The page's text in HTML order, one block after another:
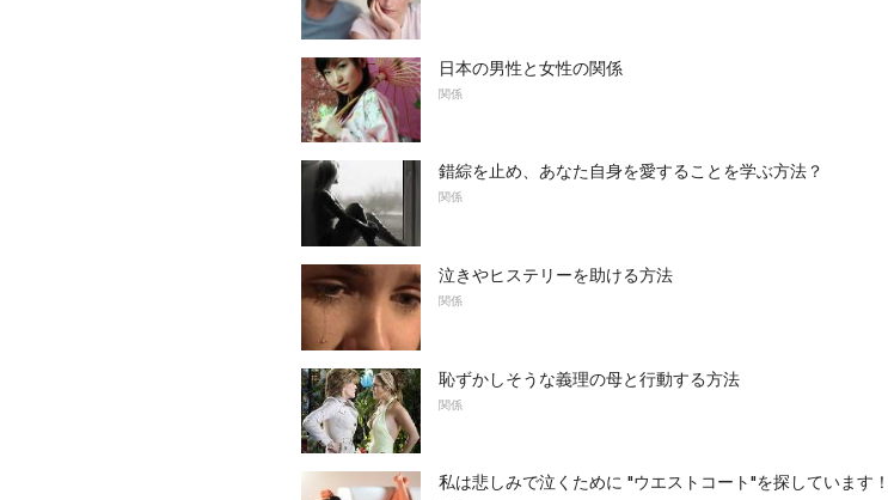
日本の男性と女性の関係
関係
錯綜を止め、あなた自身を愛することを学ぶ方法？
関係
泣きやヒステリーを助ける方法
関係
恥ずかしそうな義理の母と行動する方法
関係
私は悲しみで泣くために "ウエストコート"を探しています！